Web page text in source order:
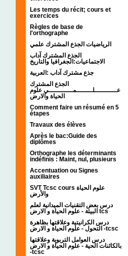
Les temps du récit; cours et
exercices
Règles de base de
l'orthographe
الرياضيات الجذع المشترك علمي
الجذع المشترك آداب
الاجتماعيات:الجغرافيا والتاريخ
جذع مشترك آداب :العربية
الجذع المشترك
عـــــــــــلــــــــمــــــــــــي علوم
الحياة والارض
Comment faire un résumé en 5
étapes
Travaux des élèves
Après le bac:Guide des
diplômes
Orthographe les déterminants
indéfinis : Maint, nul, plusieurs
Accentuation ou Signes
auxiliaires
SVT Tcsc cours علوم الحياة
والأرض
درس بعض التقنيات الميدانية لعلم
البيئة - علوم الحياة و الارض tcs
درس الكرانيتية وعلاقتها بظاهرة
التحول - علوم الحياة و الارض -tcsc
درس العوامل التربوية وعلاقتها
بالكائنات الحية - علوم الحياة و الارض
-tcsc